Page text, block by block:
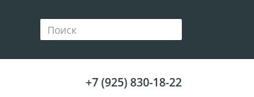
+7 (925) 830-18-22